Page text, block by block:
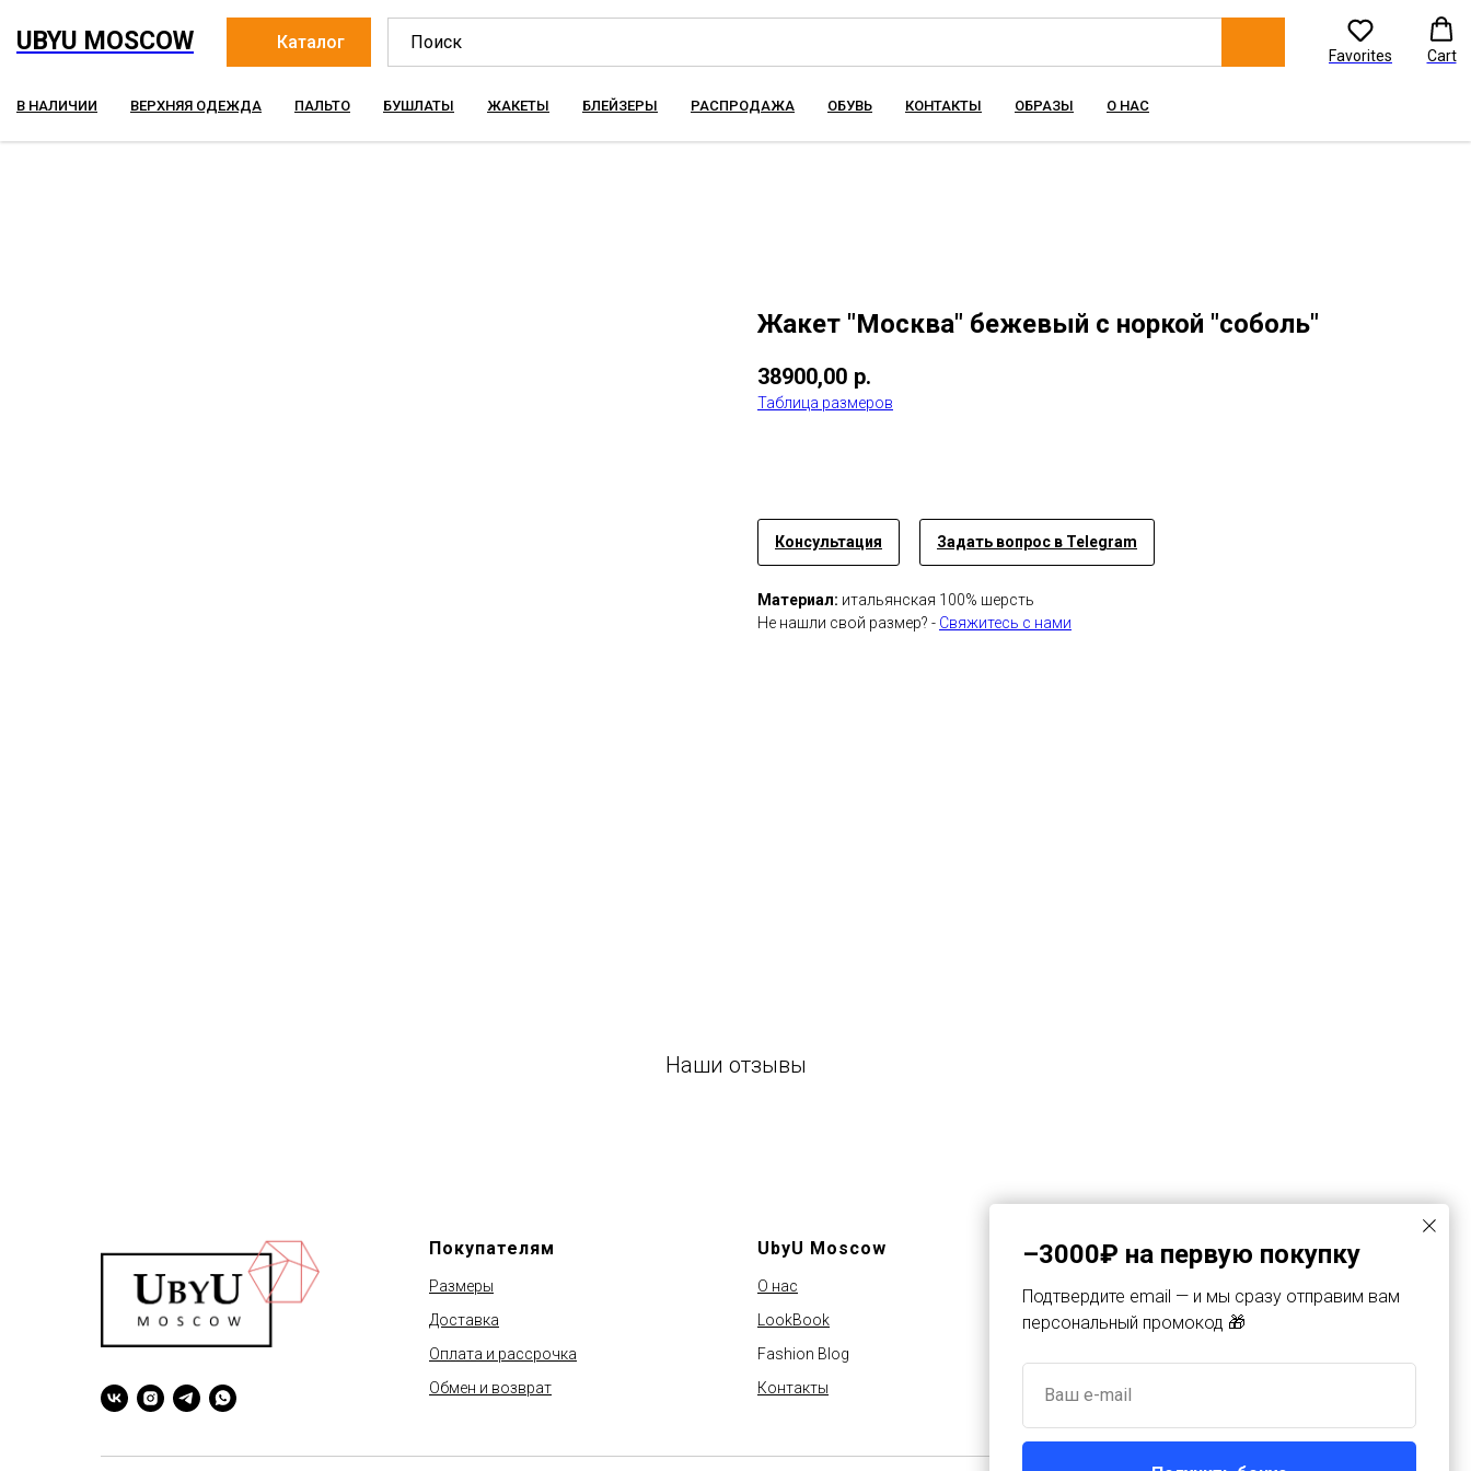
UBYU MOSCOW Каталог
Favorites Cart
В НАЛИЧИИ ВЕРХНЯЯ ОДЕЖДА ПАЛЬТО БУШЛАТЫ ЖАКЕТЫ БЛЕЙЗЕРЫ РАСПРОДАЖА ОБУВЬ КОНТАКТЫ ОБРАЗЫ О НАС
Жакет "Москва" бежевый с норкой "соболь"
38900,00 р.
Таблица размеров
Консультация Задать вопрос в Telegram
Материал: итальянская 100% шерсть
Не нашли свой размер? - Свяжитесь с нами
Наши отзывы
Покупателям
Размеры
Доставка
Оплата и рассрочка
Обмен и возврат
UbyU Moscow
О нас
LookBook
Fashion Blog
Контакты
Компания
Политика конфиденциальности
–3000₽ на первую покупку
Подтвердите email — и мы сразу отправим вам
персональный промокод 🎁
Ваш e-mail